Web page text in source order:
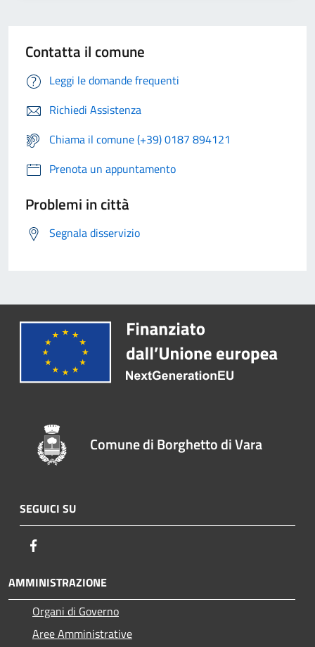
Contatta il comune
Leggi le domande frequenti
Richiedi Assistenza
Chiama il comune (+39) 0187 894121
Prenota un appuntamento
Problemi in città
Segnala disservizio
Comune di Borghetto di Vara
SEGUICI SU
AMMINISTRAZIONE
Organi di Governo
Aree Amministrative